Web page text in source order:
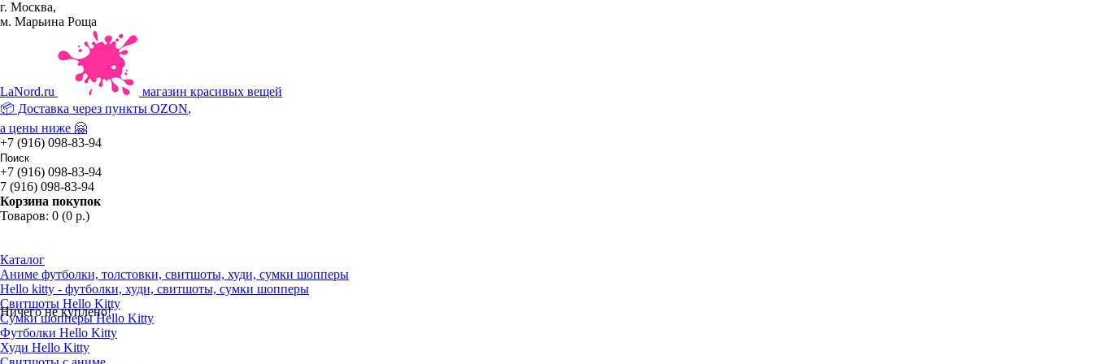
г. Москва,
м. Марьина Роща
LaNord.ru
магазин красивых вещей
📦 Доставка через пункты OZON,
а цены ниже 🤗
+7 (916) 098-83-94
+7 (916) 098-83-94
7 (916) 098-83-94
Корзина покупок
Товаров: 0 (0 р.)
Ничего не куплено!
Каталог
Аниме футболки, толстовки, свитшоты, худи, сумки шопперы
Hello kitty - футболки, худи, свитшоты, сумки шопперы
Свитшоты Hello Kitty
Сумки шопперы Hello Kitty
Футболки Hello Kitty
Худи Hello Kitty